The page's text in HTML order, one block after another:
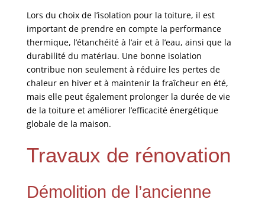
Lors du choix de l’isolation pour la toiture, il est
important de prendre en compte la performance
thermique, l’étanchéité à l’air et à l’eau, ainsi que la
durabilité du matériau. Une bonne isolation
contribue non seulement à réduire les pertes de
chaleur en hiver et à maintenir la fraîcheur en été,
mais elle peut également prolonger la durée de vie
de la toiture et améliorer l’efficacité énergétique
globale de la maison.
Travaux de rénovation
Démolition de l’ancienne